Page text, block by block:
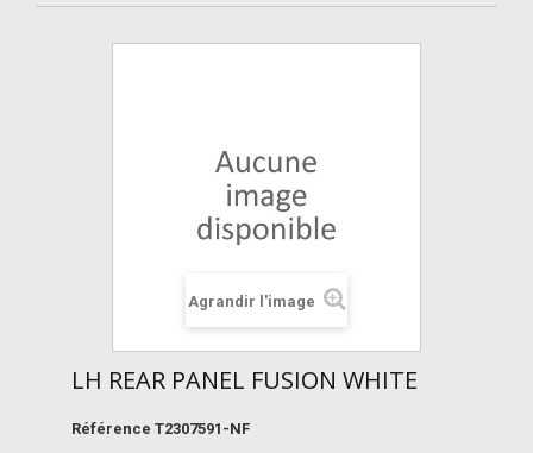
Agrandir l'image
LH REAR PANEL FUSION WHITE
Référence T2307591-NF